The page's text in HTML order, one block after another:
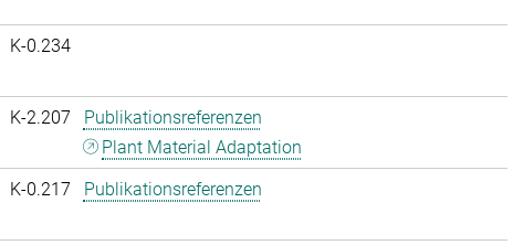
K-0.234
K-2.207
Publikationsreferenzen
Plant Material Adaptation
K-0.217 Publikationsreferenzen